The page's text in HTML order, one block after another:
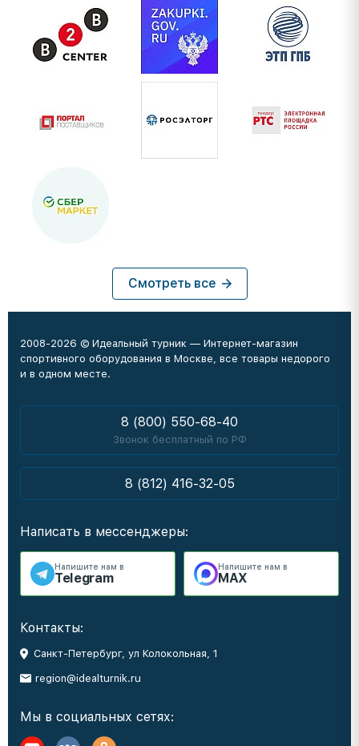
Смотреть все
2008-2026 © Идеальный турник — Интернет-магазин
спортивного оборудования в Москве, все товары недорого
и в одном месте.
8 (800) 550-68-40
Звонок бесплатный по РФ
8 (812) 416-32-05
Написать в мессенджеры:
Напишите нам в
Telegram
Напишите нам в
MAX
Контакты:
Санкт-Петербург, ул Колокольная, 1
region@idealturnik.ru
Мы в социальных сетях: